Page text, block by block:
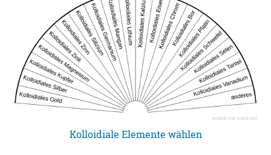
Kolloidiale Elemente wählen